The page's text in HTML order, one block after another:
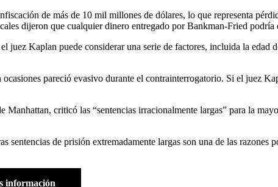
de más de 10 mil millones de dólares, lo que representa
dijeron que cualquier dinero entregado por Bankman-Fried
pareció evasivo durante el contrainterrogatorio. Si el juez
criticó las “sentencias irracionalmente largas” para la
de prisión extremadamente largas son una de las razones
información